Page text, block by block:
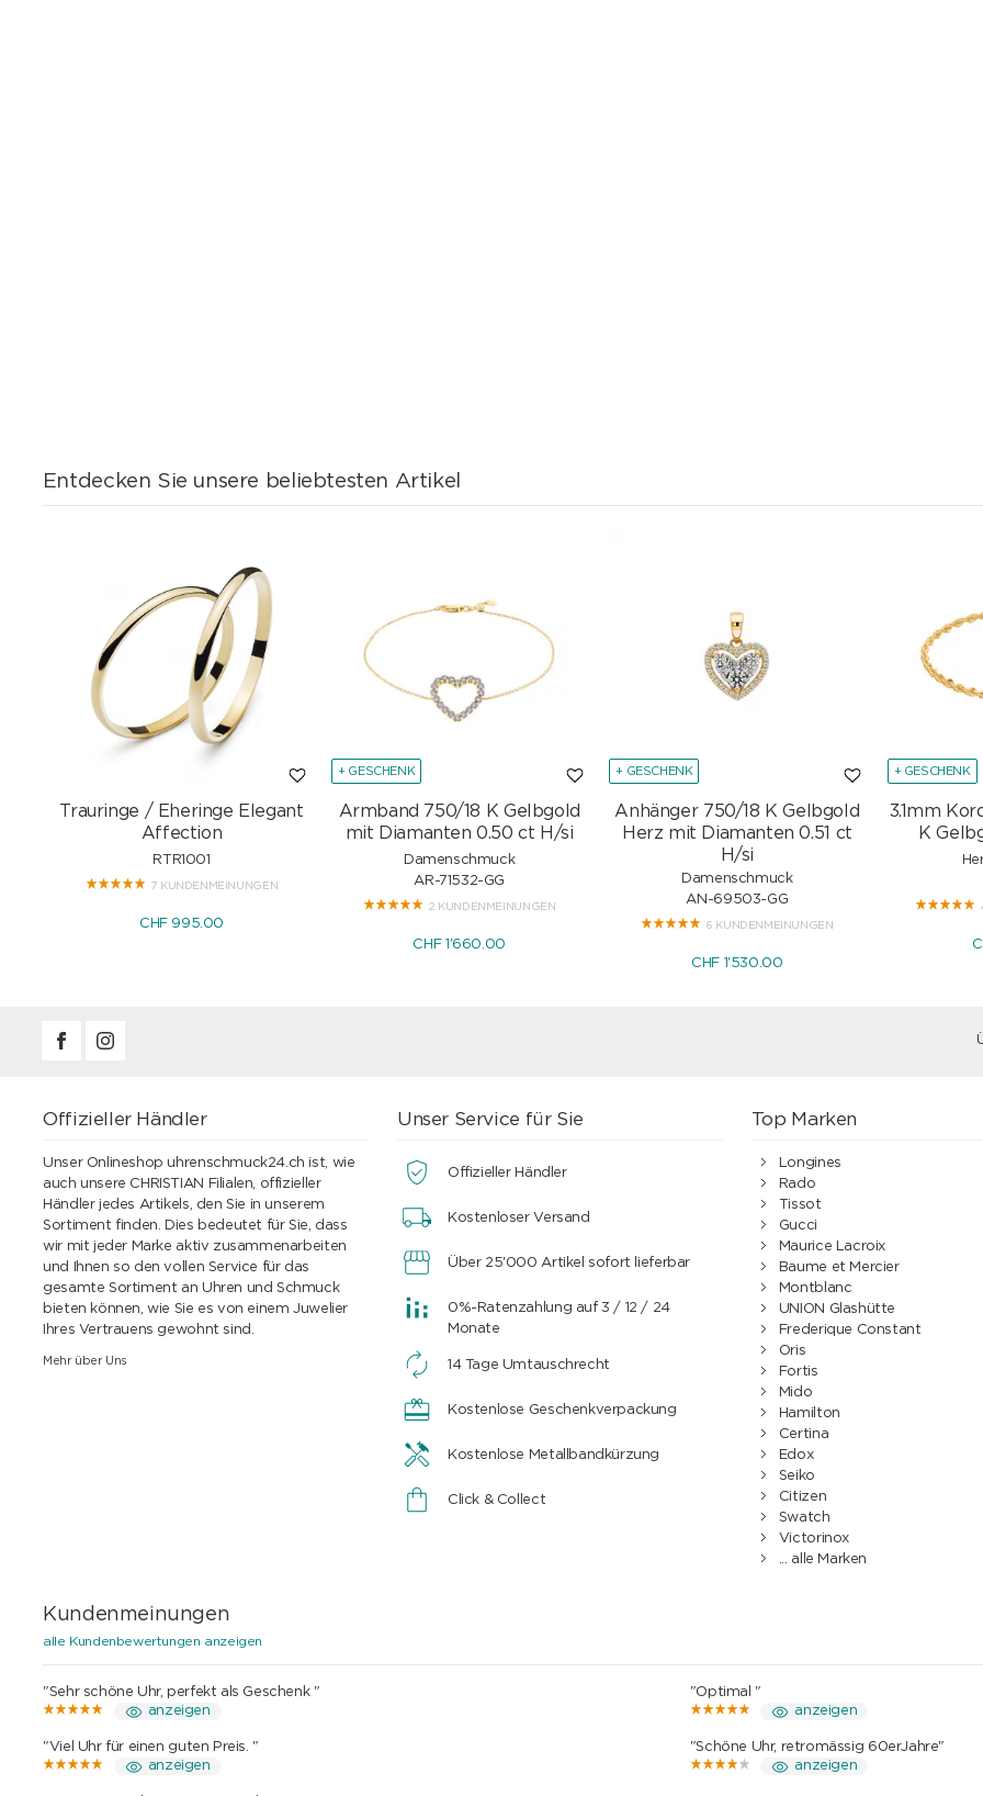
Entdecken Sie unsere beliebtesten Artikel
Trauringe / Eheringe Elegant
Affection
RTR1001
7 KUNDENMEINUNGEN
CHF 995.00
+ GESCHENK
Armband 750/18 K Gelbgold
mit Diamanten 0.50 ct H/si
Damenschmuck
AR-71532-GG
2 KUNDENMEINUNGEN
CHF 1'660.00
+ GESCHENK
Anhänger 750/18 K Gelbgold
Herz mit Diamanten 0.51 ct
H/si
Damenschmuck
AN-69503-GG
6 KUNDENMEINUNGEN
CHF 1'530.00
+ GESCHENK
3.1mm
K
Offizieller Händler
Unser Onlineshop uhrenschmuck24.ch ist, wie
auch unsere CHRISTIAN Filialen, offizieller
Händler jedes Artikels, den Sie in unserem
Sortiment finden. Dies bedeutet für Sie, dass
wir mit jeder Marke aktiv zusammenarbeiten
und Ihnen so den vollen Service für das
gesamte Sortiment an Uhren und Schmuck
bieten können, wie Sie es von einem Juwelier
Ihres Vertrauens gewohnt sind.
Mehr über Uns
Unser Service für Sie
Offizieller Händler
Kostenloser Versand
Über 25'000 Artikel sofort lieferbar
0%-Ratenzahlung auf 3 / 12 / 24
Monate
14 Tage Umtauschrecht
Kostenlose Geschenkverpackung
Kostenlose Metallbandkürzung
Click & Collect
Top Marken
Longines
Rado
Tissot
Gucci
Maurice Lacroix
Baume et Mercier
Montblanc
UNION Glashütte
Frederique Constant
Oris
Fortis
Mido
Hamilton
Certina
Edox
Seiko
Citizen
Swatch
Victorinox
... alle Marken
Kundenmeinungen
alle Kundenbewertungen anzeigen
"Sehr schöne Uhr, perfekt als Geschenk "
anzeigen
"Optimal "
anzeigen
"Viel Uhr für einen guten Preis. "
anzeigen
"Schöne Uhr, retromässig 60erJahre"
anzeigen